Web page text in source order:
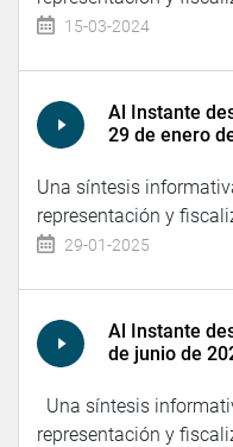
15-03-2024
Al Instante
29 de enero
Una síntesis
representación y
29-01-2025
Al Instante
de junio de
Una síntesis
representación y